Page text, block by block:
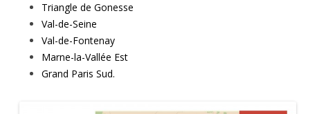
Triangle de Gonesse
Val-de-Seine
Val-de-Fontenay
Marne-la-Vallée Est
Grand Paris Sud.